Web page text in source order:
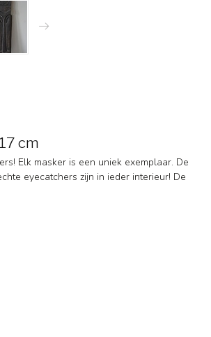
cm
Elk masker is een uniek exemplaar. De
eyecatchers zijn in ieder interieur! De